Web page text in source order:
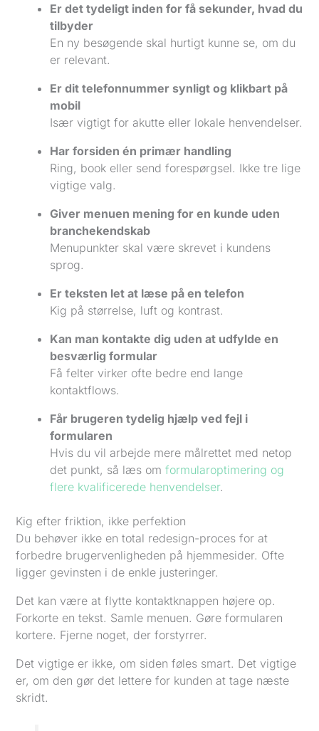
Er det tydeligt inden for få sekunder, hvad du
tilbyder
En ny besøgende skal hurtigt kunne se, om du
er relevant.
Er dit telefonnummer synligt og klikbart på
mobil
Især vigtigt for akutte eller lokale henvendelser.
Har forsiden én primær handling
Ring, book eller send forespørgsel. Ikke tre lige
vigtige valg.
Giver menuen mening for en kunde uden
branchekendskab
Menupunkter skal være skrevet i kundens
sprog.
Er teksten let at læse på en telefon
Kig på størrelse, luft og kontrast.
Kan man kontakte dig uden at udfylde en
besværlig formular
Få felter virker ofte bedre end lange
kontaktflows.
Får brugeren tydelig hjælp ved fejl i
formularen
Hvis du vil arbejde mere målrettet med netop
det punkt, så læs omformularoptimering og
flere kvalificerede henvendelser.
Kig efter friktion, ikke perfektion
Du behøver ikke en total redesign-proces for at
forbedre brugervenligheden på hjemmesider. Ofte
ligger gevinsten i de enkle justeringer.
Det kan være at flytte kontaktknappen højere op.
Forkorte en tekst. Samle menuen. Gøre formularen
kortere. Fjerne noget, der forstyrrer.
Det vigtige er ikke, om siden føles smart. Det vigtige
er, om den gør det lettere for kunden at tage næste
skridt.